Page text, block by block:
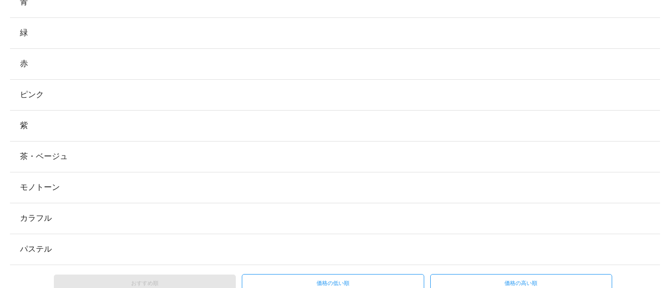
緑
赤
ピンク
紫
茶・ベージュ
モノトーン
カラフル
パステル
おすすめ順 価格の低い順 価格の高い順